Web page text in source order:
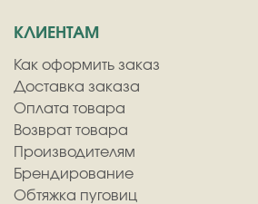
КЛИЕНТАМ
Как оформить заказ
Доставка заказа
Оплата товара
Возврат товара
Производителям
Брендирование
Обтяжка пуговиц